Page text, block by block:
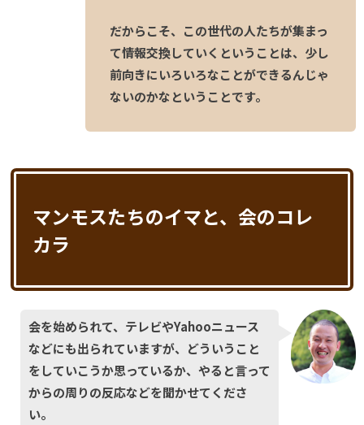
だからこそ、この世代の人たちが集まっ
て情報交換していくということは、少し
前向きにいろいろなことができるんじゃ
ないのかなということです。
マンモスたちのイマと、会のコレ
カラ
会を始められて、テレビやYahooニュース
などにも出られていますが、どういうこと
をしていこうか思っているか、やると言って
からの周りの反応などを聞かせてくださ
い。